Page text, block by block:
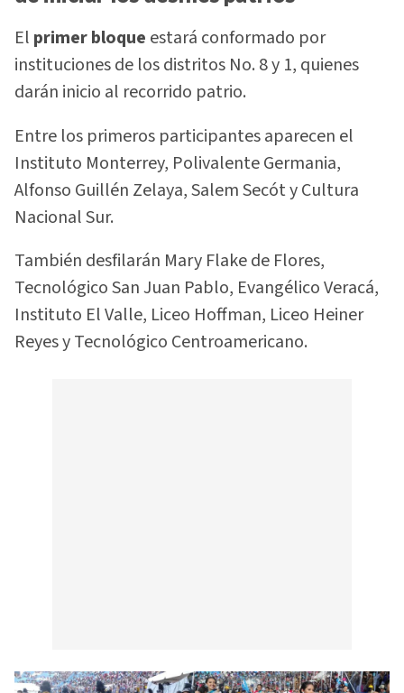
El primer bloque estará conformado por
instituciones de los distritos No. 8 y 1, quienes
darán inicio al recorrido patrio.
Entre los primeros participantes aparecen el
Instituto Monterrey, Polivalente Germania,
Alfonso Guillén Zelaya, Salem Secót y Cultura
Nacional Sur.
También desfilarán Mary Flake de Flores,
Tecnológico San Juan Pablo, Evangélico Veracá,
Instituto El Valle, Liceo Hoffman, Liceo Heiner
Reyes y Tecnológico Centroamericano.